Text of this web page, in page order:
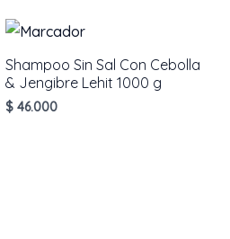
Shampoo Sin Sal Con Cebolla
& Jengibre Lehit 1000 g
$46.000